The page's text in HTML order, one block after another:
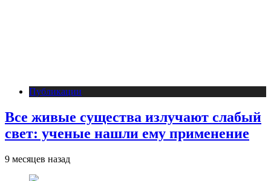
Публикации
Все живые существа излучают слабый
свет: ученые нашли ему применение
9 месяцев назад